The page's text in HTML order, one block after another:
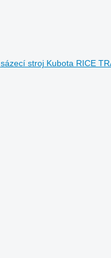
sázecí stroj Kubota RICE